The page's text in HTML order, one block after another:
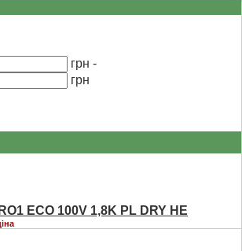
грн -
грн
ECO 100V 1,8K PL DRY HE